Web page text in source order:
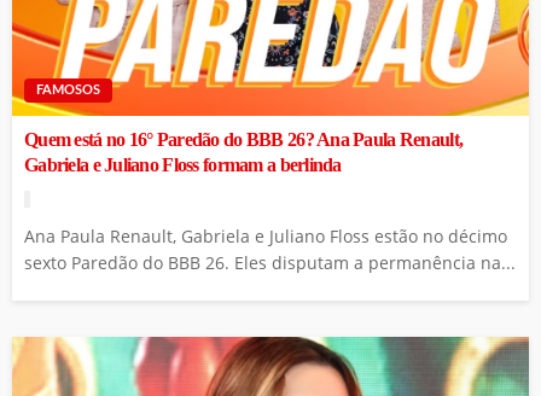
FAMOSOS
Quem está no 16° Paredão do BBB 26? Ana Paula Renault,
Gabriela e Juliano Floss formam a berlinda
Ana Paula Renault, Gabriela e Juliano Floss estão no décimo
sexto Paredão do BBB 26. Eles disputam a permanência na...